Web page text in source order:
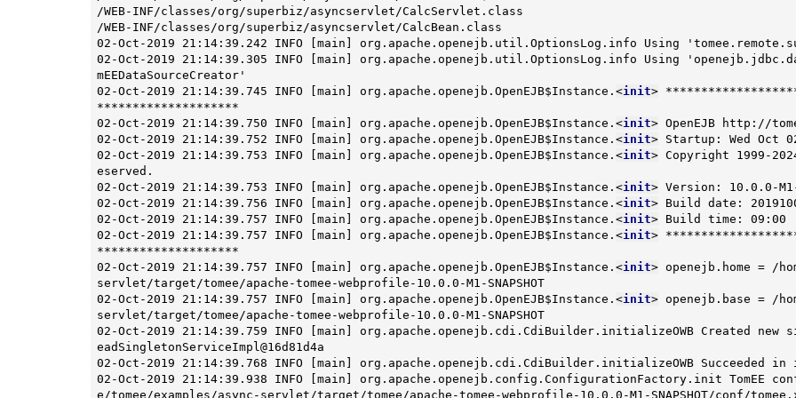
<init>
********************
02-Oct-2019 21:14:39.750 INFO [main] org.apache.openejb.OpenEJB$Instance. <init> OpenEJB http://
02-Oct-2019 21:14:39.752 INFO [main] org.apache.openejb.OpenEJB$Instance. <init> Startup: Wed Oct
02-Oct-2019 21:14:39.753 INFO [main] org.apache.openejb.OpenEJB$Instance. <init> Copyright 1999-
eserved.
02-Oct-2019 21:14:39.753 INFO [main] org.apache.openejb.OpenEJB$Instance. <init> Version: 10.0.0-M1-
02-Oct-2019 21:14:39.756 INFO [main] org.apache.openejb.OpenEJB$Instance. <init> Build date:
02-Oct-2019 21:14:39.757 INFO [main] org.apache.openejb.OpenEJB$Instance. <init> Build time: 09:00
02-Oct-2019 21:14:39.757 INFO [main] org.apache.openejb.OpenEJB$Instance. <init>
********************
02-Oct-2019 21:14:39.757 INFO [main] org.apache.openejb.OpenEJB$Instance. <init> openejb.home = /
servlet/target/tomee/apache-tomee-webprofile-10.0.0-M1-SNAPSHOT
02-Oct-2019 21:14:39.757 INFO [main] org.apache.openejb.OpenEJB$Instance. <init> openejb.base = /home/daniel/git/apache/tomee/examples/async-servlet/target/tomee/apache-tomee-webprofile-10.0.0-M1-SNAPSHOT
02-Oct-2019 21:14:39.759 INFO [main] org.apache.openejb.cdi.CdiBuilder.initializeOWB Created new singletonService org.apache.openejb.cdi.ThreadSingletonServiceImpl@16d81d4a
02-Oct-2019 21:14:39.768 INFO [main] org.apache.openejb.cdi.CdiBuilder.initializeOWB Succeeded in installing singleton service
02-Oct-2019 21:14:39.938 INFO [main] org.apache.openejb.config.ConfigurationFactory.init TomEE configuration file is '/home/daniel/git/apache/tomee/examples/async-servlet/target/tomee/apache-tomee-webprofile-10.0.0-M1-SNAPSHOT/conf/tomee.xml'
Oct 02, 2019 9:14:41 PM org.apache.openejb.client.EventLogger log
INFO: RemoteInitialContextCreated{providerUri=http://localhost:45619/tomee/ejb}
02-Oct-2019 21:14:42.218 INFO [main] org.apache.openejb.config.ConfigurationFactory.configureService Configuring Service(id=Tomcat Security Service, type=SecurityService, provider-id=Tomcat Security Service)
02-Oct-2019 21:14:42.243 INFO [main] org.apache.openejb.config.ConfigurationFactory.configureService Configuring Service(id=Default Transaction Manager, type=TransactionManager, provider-id=Default Transaction Manager)
02-Oct-2019 21:14:42.250 INFO [main] org.apache.openejb.util.OptionsLog.info Using 'openejb.system.apps=true'
02-Oct-2019 21:14:42.275 INFO [main] org.apache.openejb.config.ConfigurationFactory.configureService Configuring Service(id=Default Singleton Container, type=Container, provider-id=Default Singleton Container)
02-Oct-2019 21:14:42.307 INFO [main] org.apache.openejb.assembler.classic.Assembler.createRecipe Creating TransactionManager(id=Default Transaction Manager)
02-Oct-2019 21:14:42.426 INFO [main] org.apache.openejb.assembler.classic.Assembler.createRecipe Creating SecurityService(id=Tomcat Security Service)
02-Oct-2019 21:14:42.505 INFO [main] org.apache.openejb.assembler.classic.Assembler.createRecipe Creating Container(id=Default Singleton Container)
02-Oct-2019 21:14:42.576 INFO [main] org.apache.openejb.assembler.classic.Assembler.createApplication Assembling app: openejb
02-Oct-2019 21:14:42.772 INFO [main] org.apache.openejb.util.OptionsLog.info Using 'openejb.jndiname.format={deploymentId}{interfaceType.openejbLegacyName}'
02-Oct-2019 21:14:42.796 INFO [main] org.apache.openejb.assembler.classic.JndiBuilder.bind Jndi(name=openejb/DeployerBusinessRemote) --> Ejb(deployment-id=openejb/Deployer)
02-Oct-2019 21:14:42.797 INFO [main] org.apache.openejb.assembler.classic.JndiBuilder.bind Jndi(name=global/openejb/openejb/openejb/Deployer!org.apache.openejb.assembler.Deployer) --> Ejb(deployment-id=openejb/Deployer)
02-Oct-2019 21:14:42.799 INFO [main] org.apache.openejb.assembler.classic.JndiBuilder.bind Jndi(name=global/openejb/openejb/openejb/Deployer) --> Ejb(deployment-id=openejb/Deployer)
02-Oct-2019 21:14:42.802 INFO [main] org.apache.openejb.assembler.classic.JndiBuilder.bind Jndi(name=openejb/ConfigurationInfoBusinessRemote) --> Ejb(deployment-id=openejb/ConfigurationInfo)